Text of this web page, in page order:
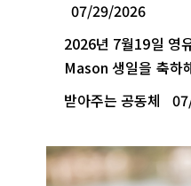
07/29/2026
2026년 7월19일 영
Mason 생일을 축하
받아주는 공동체